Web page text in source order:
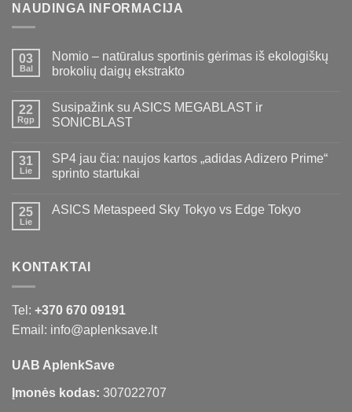
NAUDINGA INFORMACIJA
03
Bal
Nomio – natūralus sportinis gėrimas iš ekologiškų
brokolių daigų ekstrakto
22
Rgp
Susipažink su ASICS MEGABLAST ir
SONICBLAST
31
Lie
SP4 jau čia: naujos kartos „adidas Adizero Prime“
sprinto startukai
25
Lie
ASICS Metaspeed Sky Tokyo vs Edge Tokyo
KONTAKTAI
Tel: +370 670 09191
Email: info@aplenksave.lt
UAB AplenkSave
Įmonės kodas: 307022707